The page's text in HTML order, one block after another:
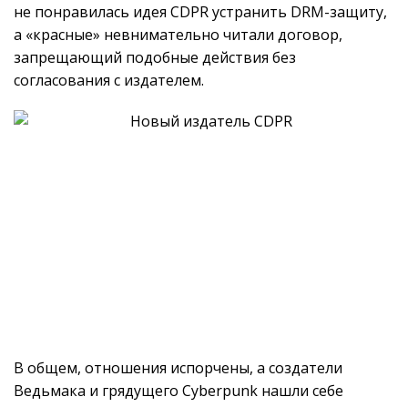
не понравилась идея CDPR устранить DRM-защиту,
а «красные» невнимательно читали договор,
запрещающий подобные действия без
согласования с издателем.
В общем, отношения испорчены, а создатели
Ведьмака и грядущего Cyberpunk нашли себе